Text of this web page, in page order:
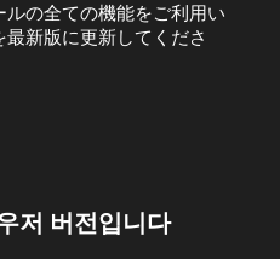
の全ての機能をご利用い
新版に更新してくださ
저 버전입니다